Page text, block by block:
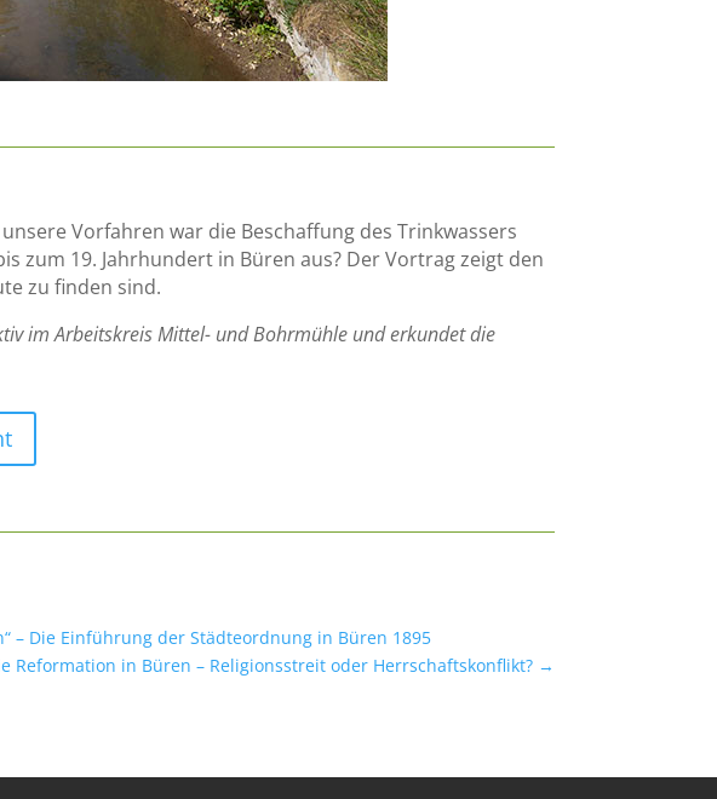
Vorfahren war die Beschaffung des Trinkwassers
zum 19. Jahrhundert in Büren aus? Der Vortrag zeigt den
zu finden sind.
im Arbeitskreis Mittel- und Bohrmühle und erkundet die
– Die Einführung der Städteordnung in Büren 1895
Reformation in Büren – Religionsstreit oder Herrschaftskonflikt?→